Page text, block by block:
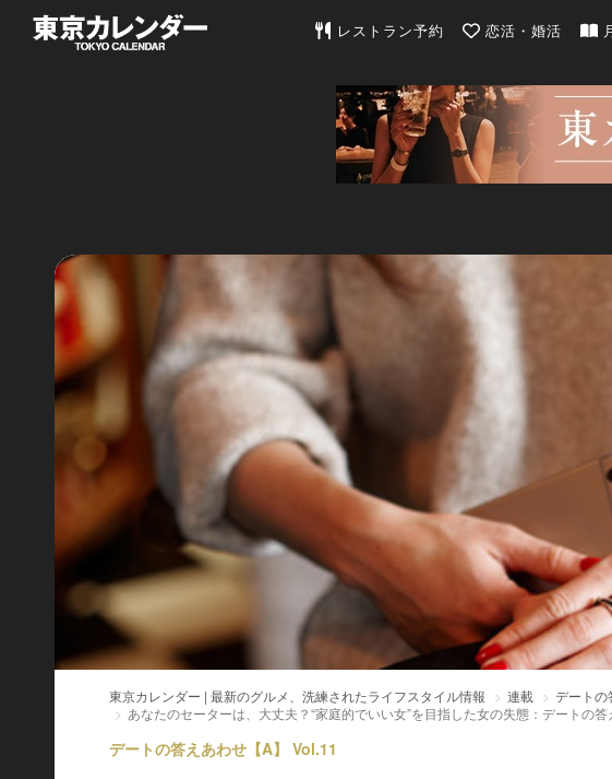
東京カレンダー | 最新のグルメ、洗練さ
レストラン予約 恋活・婚活
東京カレンダー | 最新のグルメ、洗練されたライフスタイル情報 連載
デートの
あなたのセーターは、大丈夫？“家庭的でいい女”を目指した女の失態：デートの答
デートの答えあわせ【A】 Vol.11